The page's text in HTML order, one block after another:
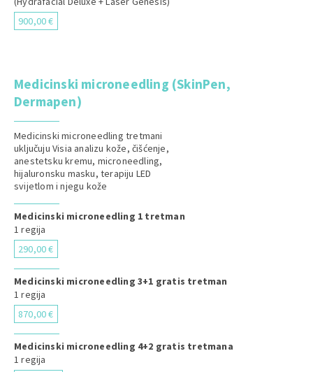
900,00 €
Medicinski microneedling (SkinPen,
Dermapen)
Medicinski microneedling tretmani
uključuju Visia analizu kože, čišćenje,
anestetsku kremu, microneedling,
hijaluronsku masku, terapiju LED
svijetlom i njegu kože
Medicinski microneedling 1 tretman
1 regija
290,00 €
Medicinski microneedling 3+1 gratis tretman
1 regija
870,00 €
Medicinski microneedling 4+2 gratis tretmana
1 regija